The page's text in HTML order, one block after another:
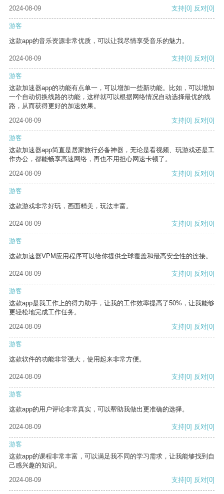
2024-08-09 支持[0] 反对[0]
游客
这款app的音乐资源非常优质，可以让我尽情享受音乐的魅力。
2024-08-09 支持[0] 反对[0]
游客
这款加速器app的功能有点单一，可以增加一些新功能。比如，可以增加
一个自动切换线路的功能，这样就可以根据网络情况自动选择最优的线
路，从而获得更好的加速效果。
2024-08-09
支持[0] 反对[0]
游客
这款加速器app简直是居家旅行必备神器，无论是看视频、玩游戏还是工
作办公，都能畅享高速网络，再也不用担心网速卡顿了。
2024-08-09
支持[0] 反对[0]
游客
这款游戏非常好玩，画面精美，玩法丰富。
2024-08-09 支持[0] 反对[0]
游客
这款加速器VPM应用程序可以给你提供全球覆盖和最高安全性的连接。
2024-08-09 支持[0] 反对[0]
游客
这款app是我工作上的得力助手，让我的工作效率提高了50%，让我能够
更轻松地完成工作任务。
2024-08-09
支持[0] 反对[0]
游客
这款软件的功能非常强大，使用起来非常方便。
2024-08-09 支持[0] 反对[0]
游客
这款app的用户评论非常真实，可以帮助我做出更准确的选择。
2024-08-09 支持[0] 反对[0]
游客
这款app的课程非常丰富，可以满足我不同的学习需求，让我能够找到自
己感兴趣的知识。
2024-08-09
支持[0] 反对[0]